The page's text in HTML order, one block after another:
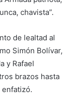
chavista”.
de lealtad al
Simón Bolívar,
y Rafael
brazos hasta
enfatizó.